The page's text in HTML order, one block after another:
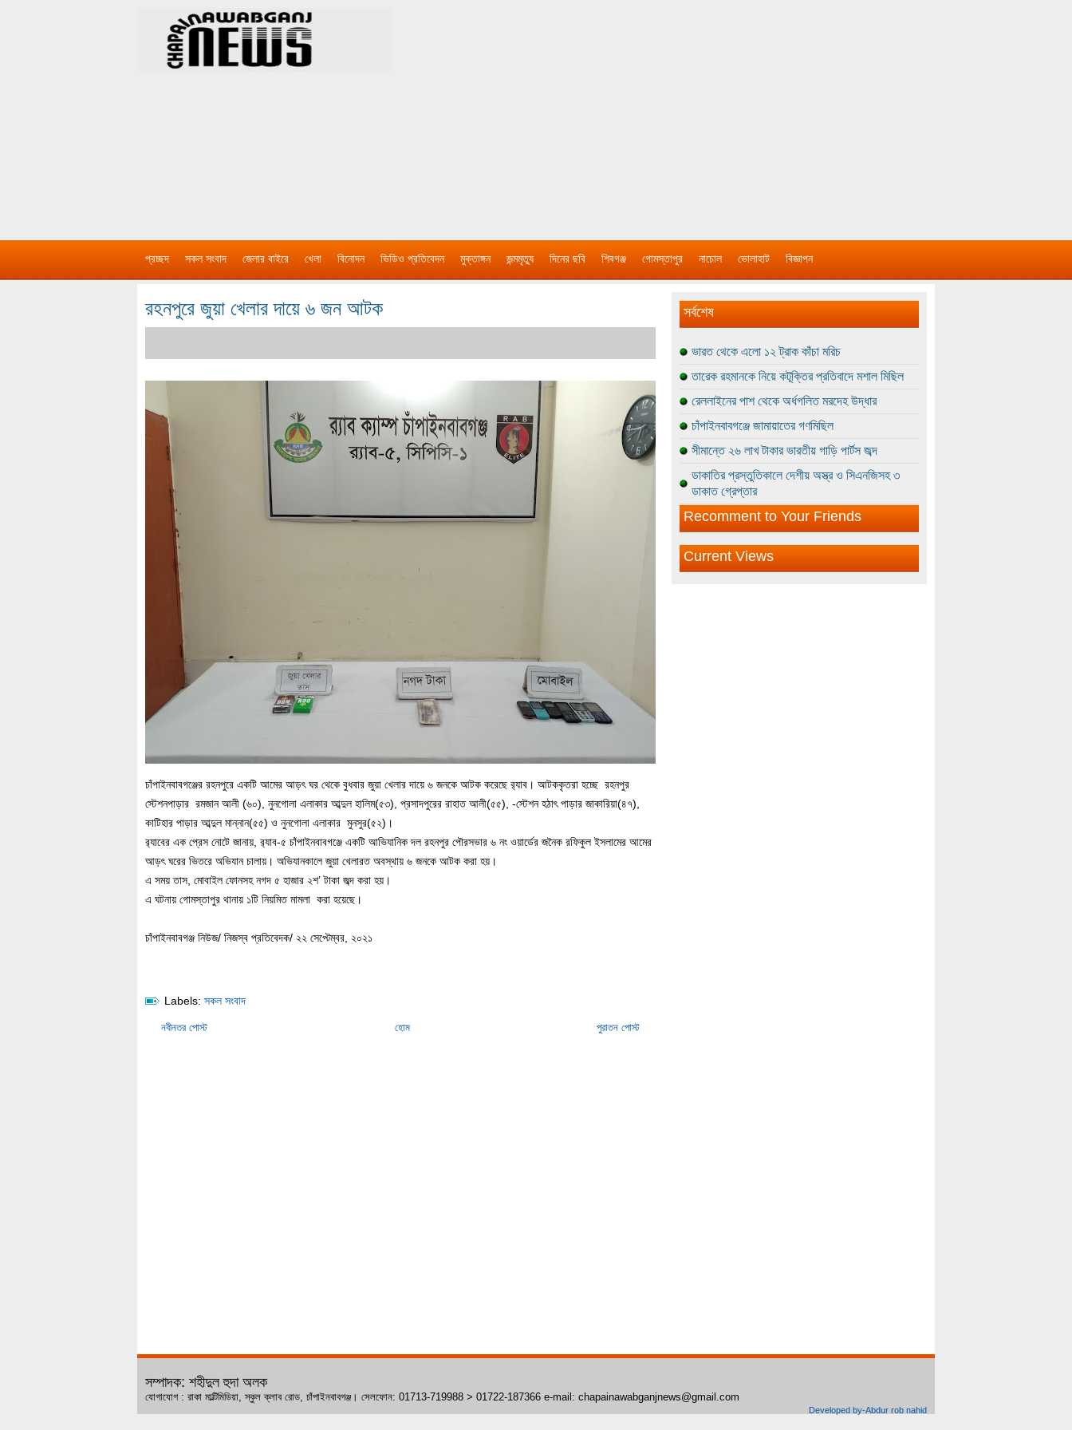
প্রচ্ছদ সকল সংবাদ জেলার বাইরে খেলা বিনোদন ভিডিও প্রতিবেদন মুক্তাঙ্গন জন্মমৃত্যু দিনের ছবি শিবগঞ্জ গোমস্তাপুর নাচোল ভোলাহাট বিজ্ঞাপন
রহনপুরে জুয়া খেলার দায়ে ৬ জন আটক
চাঁপাইনবাবগঞ্জের রহনপুরে একটি আমের আড়ৎ ঘর থেকে বুধবার জুয়া খেলার দায়ে ৬ জনকে আটক করেছে র‌্যাব। আটককৃতরা হচ্ছে রহনপুর
স্টেশনপাড়ার রমজান আলী (৬০), নুনগোলা এলাকার আব্দুল হালিম(৫৩), প্রসাদপুরের রাহাত আলী(৫৫), -স্টেশন হঠাৎ পাড়ার জাকারিয়া(৪৭),
কাটিহার পাড়ার আব্দুল মান্নান(৫৫) ও নুনগোলা এলাকার মুনসুর(৫২)।
র‌্যাবের এক প্রেস নোটে জানায়, র‌্যাব-৫ চাঁপাইনবাবগঞ্জে একটি আভিযানিক দল রহনপুর পৌরসভার ৬ নং ওয়ার্ডের জনৈক রফিকুল ইসলামের আমের
আড়ৎ ঘরের ভিতরে অভিযান চালায়। অভিযানকালে জুয়া খেলারত অবস্থায় ৬ জনকে আটক করা হয়।
এ সময় তাস, মোবাইল ফোনসহ নগদ ৫ হাজার ২শ’ টাকা জব্দ করা হয়।
এ ঘটনায় গোমস্তাপুর থানায় ১টি নিয়মিত মামলা করা হয়েছে।
চাঁপাইনবাবগঞ্জ নিউজ/ নিজস্ব প্রতিবেদক/ ২২ সেপ্টেম্বর, ২০২১
Labels: সকল সংবাদ
নবীনতর পোস্ট পুরাতন পোস্ট
হোম
সর্বশেষ
ভারত থেকে এলো ১২ ট্রাক কাঁচা মরিচ
তারেক রহমানকে নিয়ে কটূক্তির প্রতিবাদে মশাল মিছিল
রেললাইনের পাশ থেকে অর্ধগলিত মরদেহ উদ্ধার
চাঁপাইনবাবগঞ্জে জামায়াতের গণমিছিল
সীমান্তে ২৬ লাখ টাকার ভারতীয় গাড়ি পার্টস জব্দ
ডাকাতির প্রস্তুতিকালে দেশীয় অস্ত্র ও সিএনজিসহ ৩
ডাকাত গ্রেপ্তার
Recomment to Your Friends
Current Views
সম্পাদক: শহীদুল হুদা অলক
যোগাযোগ : রাকা মাল্টিমিডিয়া, স্কুল ক্লাব রোড, চাঁপাইনবাবগঞ্জ। সেলফোন: 01713-719988 > 01722-187366 e-mail: chapainawabganjnews@gmail.com
Developed by-Abdur rob nahid